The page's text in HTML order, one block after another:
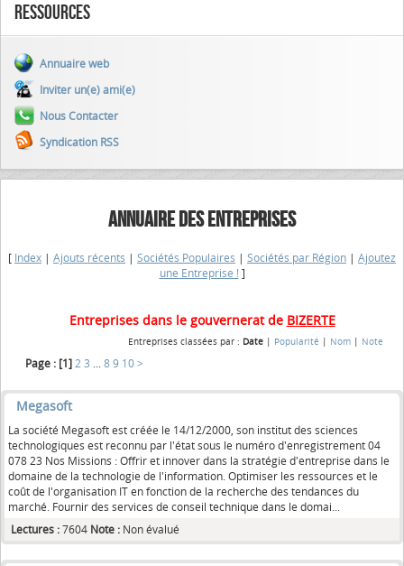
Ressources
Annuaire web
Inviter un(e) ami(e)
Nous Contacter
Syndication RSS
ANNUAIRE DES ENTREPRISES
[ Index | Ajouts récents | Sociétés Populaires | Sociétés par Région | Ajoutez
une Entreprise !]
Entreprises dans le gouvernerat de BIZERTE
Entreprises classées par : Date | Popularité | Nom | Note
Page : [1] 2 3 8 9 10 >
Megasoft
La société Megasoft est créée le 14/12/2000, son institut des sciences
technologiques est reconnu par l'état sous le numéro d'enregistrement 04
078 23 Nos Missions : Offrir et innover dans la stratégie d'entreprise dans le
domaine de la technologie de l'information. Optimiser les ressources et le
coût de l'organisation IT en fonction de la recherche des tendances du
marché. Fournir des services de conseil technique dans le domai...
Lectures :7604 Note : Non évalué